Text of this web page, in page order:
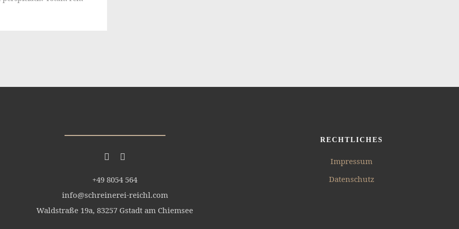
+49 8054 564
info@schreinerei-reichl.com
Waldstraße 19a, 83257 Gstadt am Chiemsee
RECHTLICHES
Impressum
Datenschutz